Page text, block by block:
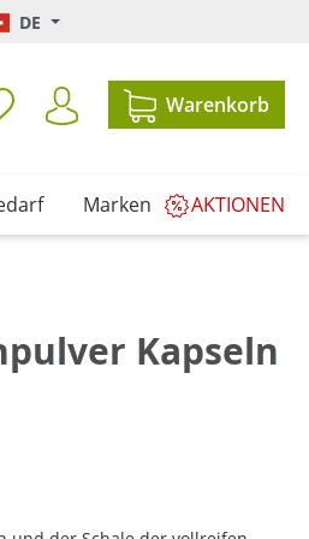
DE
Warenkorb
Marken AKTIONEN
Kapseln